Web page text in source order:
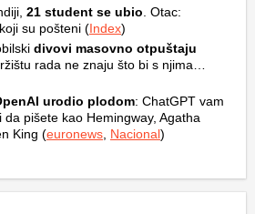
21 student se ubio . Otac:
su pošteni (Index)
divovi masovno otpuštaju
rada ne znaju što bi s njima…
urodio plodom: ChatGPT vam
pišete kao Hemingway, Agatha
King (euronews Nacional)